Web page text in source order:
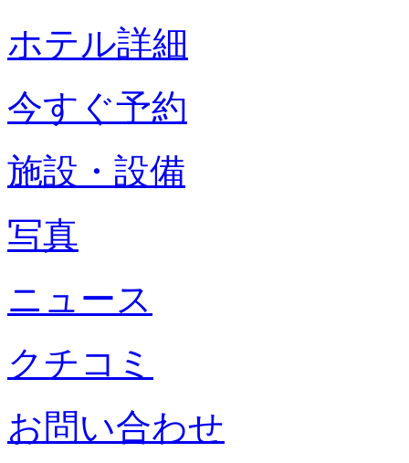
ホテル詳細
今すぐ予約
施設・設備
写真
ニュース
クチコミ
お問い合わせ